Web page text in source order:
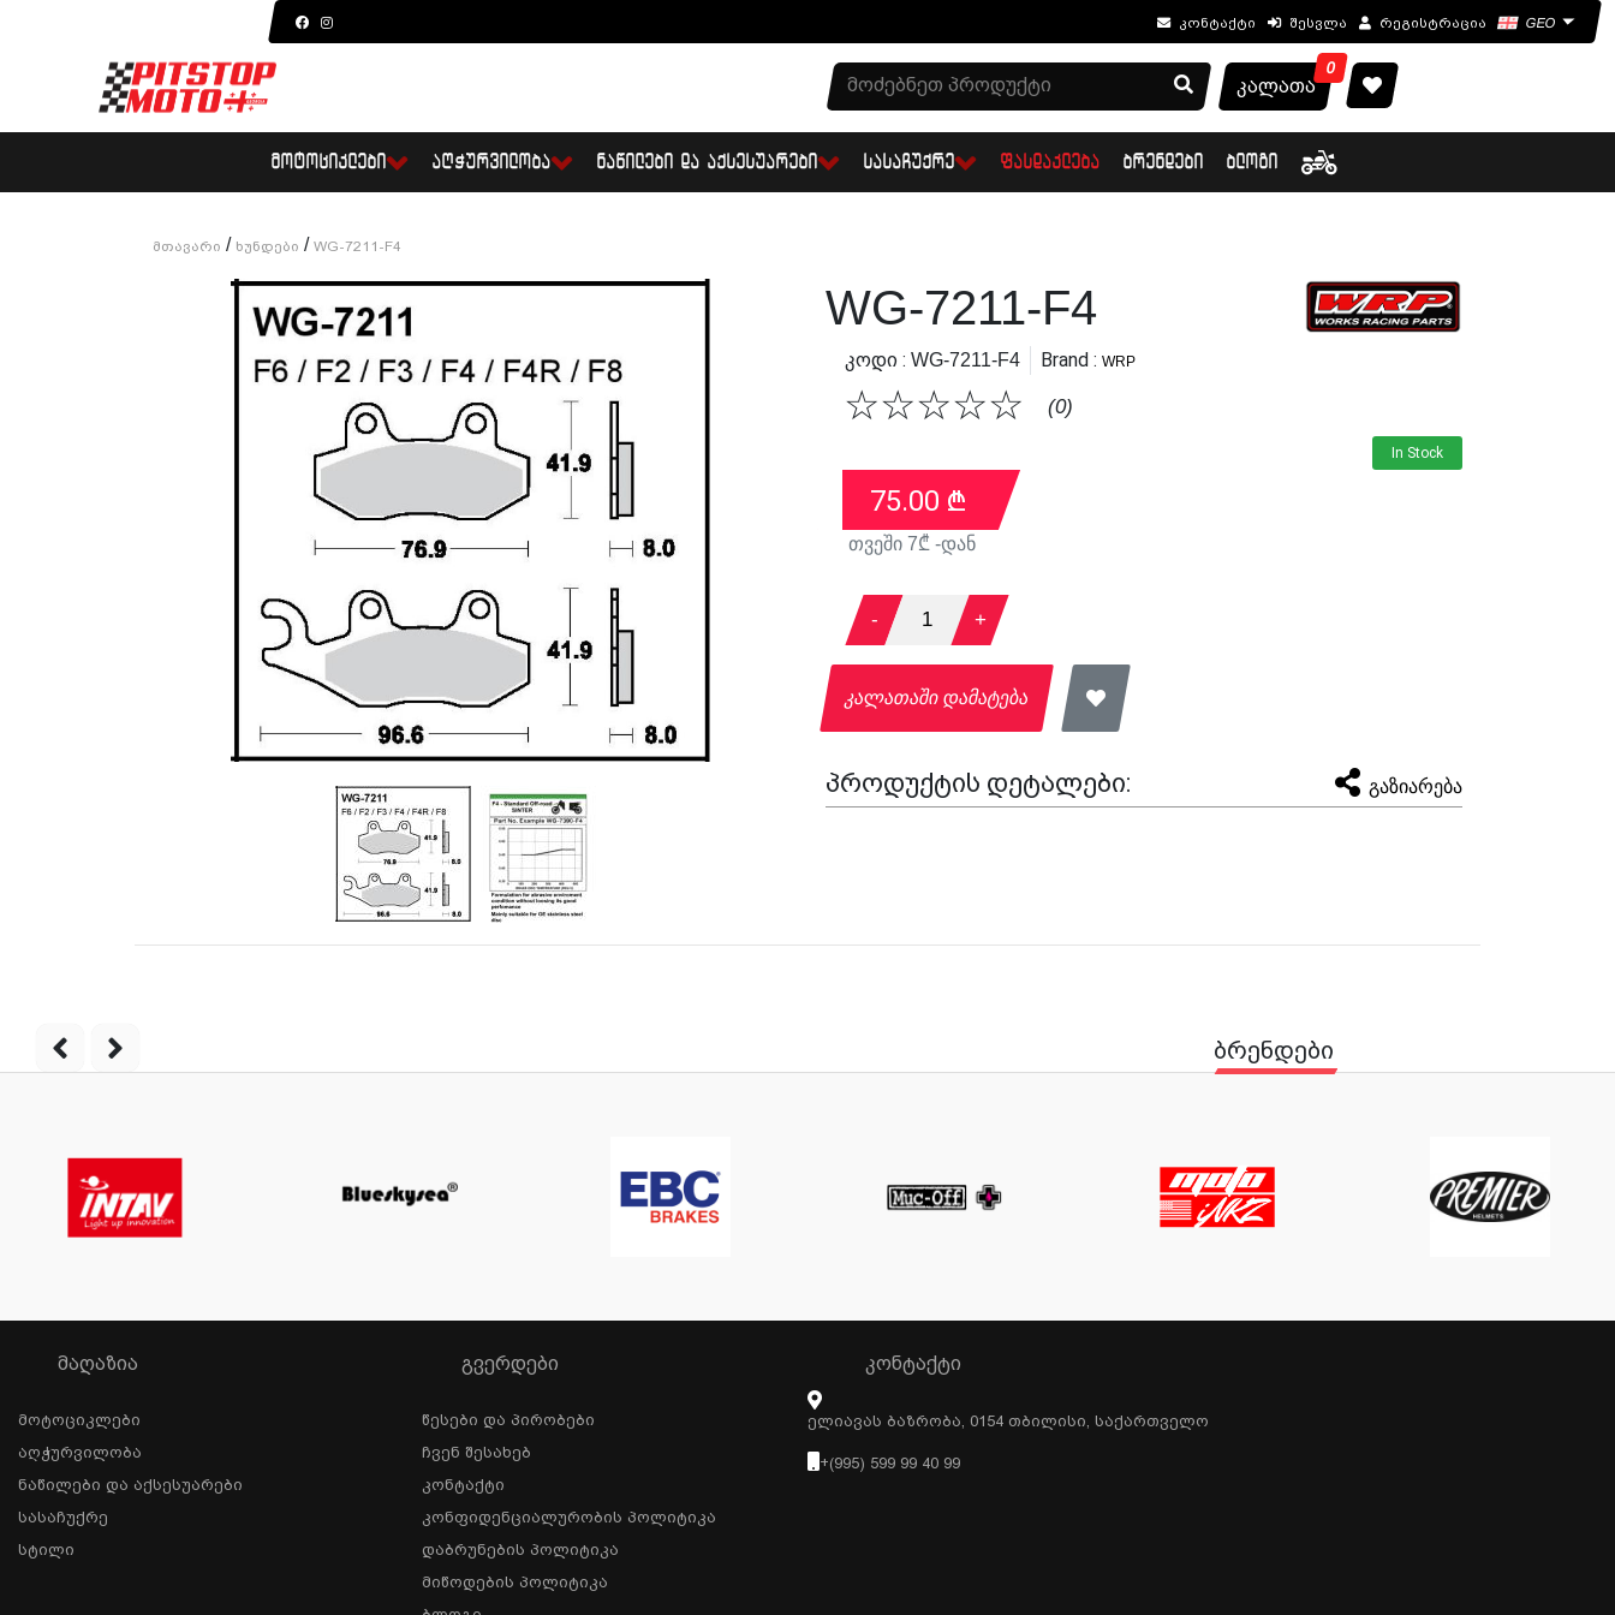
კონტაქტი შესვლა რეგისტრაცია GEO
0
კალათა
ᲛᲝᲢᲝᲪᲘᲙᲚᲔᲑᲘ ᲐᲦᲭᲣᲠᲕᲘᲚᲝᲑᲐ ᲜᲐᲬᲘᲚᲔᲑᲘ ᲓᲐ ᲐᲥᲡᲔᲡᲣᲐᲠᲔᲑᲘ ᲡᲐᲡᲐᲩᲣᲥᲠᲔ ᲤᲐᲡᲓᲐᲙᲚᲔᲑᲐ ᲑᲠᲔᲜᲓᲔᲑᲘ ᲑᲚᲝᲒᲘ
Მთავარი / Ხუნდები / WG-7211-F4
WG-7211-F4
Კოდი : WG-7211-F4 Brand : WRP
☆
☆
☆
☆
☆ (0)
In Stock
75.00 ₾
თვეში 7₾ -დან
- 1 +
კალათაში დამატება
პროდუქტის დეტალები: გაზიარება
ბრენდები
ᲛᲐᲦᲐᲖᲘᲐ
Მოტოციკლები
Აღჭურვილობა
Ნაწილები Და Აქსესუარები
Სასაჩუქრე
Სტილი
ᲒᲕᲔᲠᲓᲔᲑᲘ
Წესები Და Პირობები
Ჩვენ Შესახებ
Კონტაქტი
Კონფიდენციალურობის Პოლიტიკა
Დაბრუნების Პოლიტიკა
Მიწოდების Პოლიტიკა
ᲙᲝᲜᲢᲐᲥᲢᲘ
Ელიავას Ბაზრობა, 0154 Თბილისი, Საქართველო
+(995) 599 99 40 99